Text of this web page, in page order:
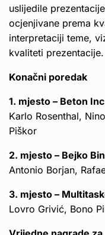
uslijedile
ocjenjivane prema
interpretaciji teme,
kvaliteti prezentacije.
Konačni poredak
1. mjesto – Beton
Karlo Rosenthal,
Piškor
2. mjesto – Bejko
Antonio Borjan,
3. mjesto –
Lovro Grivić, Bono